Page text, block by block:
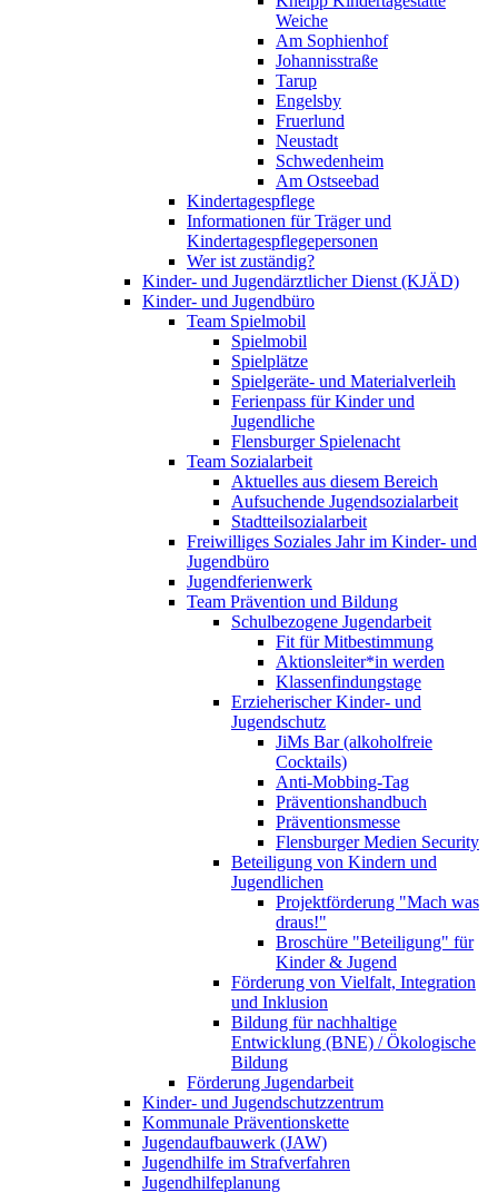
Weiche
Am Sophienhof
Johannisstraße
Tarup
Engelsby
Fruerlund
Neustadt
Schwedenheim
Am Ostseebad
Kindertagespflege
Informationen für Träger und
Kindertagespflegepersonen
Wer ist zuständig?
Kinder- und Jugendärztlicher Dienst (KJÄD)
Kinder- und Jugendbüro
Team Spielmobil
Spielmobil
Spielplätze
Spielgeräte- und Materialverleih
Ferienpass für Kinder und
Jugendliche
Flensburger Spielenacht
Team Sozialarbeit
Aktuelles aus diesem Bereich
Aufsuchende Jugendsozialarbeit
Stadtteilsozialarbeit
Freiwilliges Soziales Jahr im Kinder- und
Jugendbüro
Jugendferienwerk
Team Prävention und Bildung
Schulbezogene Jugendarbeit
Fit für Mitbestimmung
Aktionsleiter*in werden
Klassenfindungstage
Erzieherischer Kinder- und
Jugendschutz
JiMs Bar (alkoholfreie
Cocktails)
Anti-Mobbing-Tag
Präventionshandbuch
Präventionsmesse
Flensburger Medien Security
Beteiligung von Kindern und
Jugendlichen
Projektförderung "Mach was
draus!"
Broschüre "Beteiligung" für
Kinder & Jugend
Förderung von Vielfalt, Integration
und Inklusion
Bildung für nachhaltige
Entwicklung (BNE) / Ökologische
Bildung
Förderung Jugendarbeit
Kinder- und Jugendschutzzentrum
Kommunale Präventionskette
Jugendaufbauwerk (JAW)
Jugendhilfe im Strafverfahren
Jugendhilfeplanung